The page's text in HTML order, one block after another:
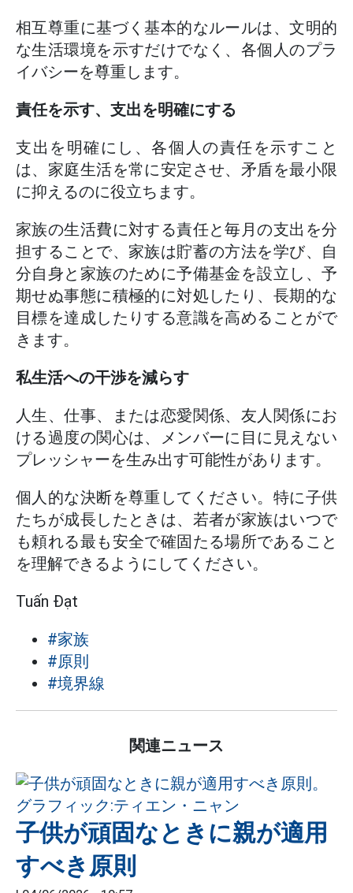
相互尊重に基づく基本的なルールは、文明的
な生活環境を示すだけでなく、各個人のプラ
イバシーを尊重します。
責任を示す、支出を明確にする
支出を明確にし、各個人の責任を示すこと
は、家庭生活を常に安定させ、矛盾を最小限
に抑えるのに役立ちます。
家族の生活費に対する責任と毎月の支出を分
担することで、家族は貯蓄の方法を学び、自
分自身と家族のために予備基金を設立し、予
期せぬ事態に積極的に対処したり、長期的な
目標を達成したりする意識を高めることがで
きます。
私生活への干渉を減らす
人生、仕事、または恋愛関係、友人関係にお
ける過度の関心は、メンバーに目に見えない
プレッシャーを生み出す可能性があります。
個人的な決断を尊重してください。特に子供
たちが成長したときは、若者が家族はいつで
も頼れる最も安全で確固たる場所であること
を理解できるようにしてください。
Tuấn Đạt
#家族
#原則
#境界線
関連ニュース
子供が頑固なときに親が適用
すべき原則